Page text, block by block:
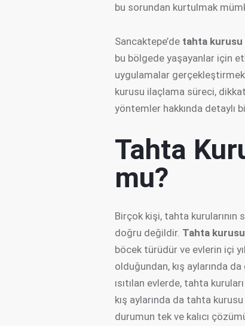
bu sorundan kurtulmak
Sancaktepe’de tahta kurusu
bu bölgede yaşayanlar için
uygulamalar
kurusu ilaçlama süreci,
yöntemler hakkında detaylı
Tahta
mu?
Birçok kişi, tahta
doğru değildir. Tahta kurusu
böcek türüdür ve evlerin içi
olduğundan, kış aylarında
ısıtılan evlerde, tahta
kış aylarında da tahta
durumun tek ve kalıcı